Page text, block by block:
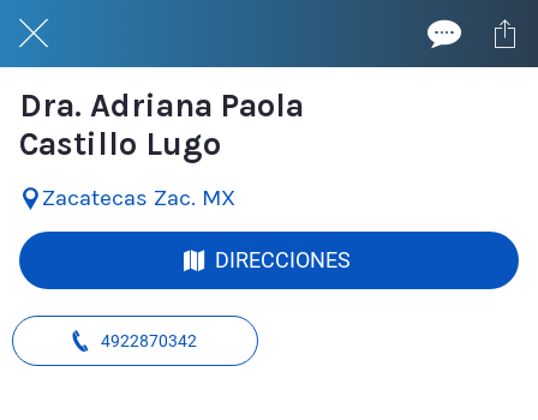
Dra. Adriana Paola
Castillo Lugo
Zacatecas Zac. MX
DIRECCIONES
4922870342